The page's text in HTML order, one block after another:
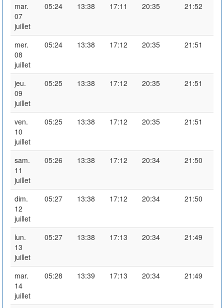
mar.
07
juillet
05:24 13:38 17:11 20:35 21:52
mer.
08
juillet
05:24 13:38 17:12 20:35 21:51
jeu.
09
juillet
05:25 13:38 17:12 20:35 21:51
ven.
10
juillet
05:25 13:38 17:12 20:35 21:51
sam.
11
juillet
05:26 13:38 17:12 20:34 21:50
dim.
12
juillet
05:27 13:38 17:12 20:34 21:50
lun.
13
juillet
05:27 13:38 17:13 20:34 21:49
mar.
14
juillet
05:28 13:39 17:13 20:34 21:49